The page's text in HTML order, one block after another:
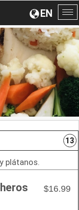
EN
13
plátanos.
$16.99